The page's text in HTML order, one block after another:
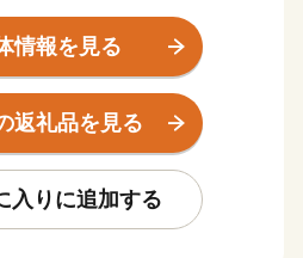
賀川に代表される豊かな自然に
のチューリップが咲き誇りま
方藩の城下町として、明治以降
炭田の中心都市として栄えるな
方市。あなたの温かいご支援
情報を見る
返礼品を見る
入りに追加する